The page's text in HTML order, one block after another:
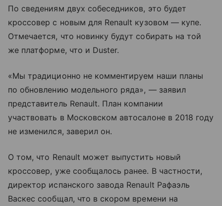
По сведениям двух собеседников, это будет
кроссовер с новым для Renault кузовом — купе.
Отмечается, что новинку будут собирать на той
же платформе, что и Duster.
«Мы традиционно не комментируем наши планы
по обновлению модельного ряда», — заявил
представитель Renault. План компании
участвовать в Московском автосалоне в 2018 году
не изменился, заверил он.
О том, что Renault может выпустить новый
кроссовер, уже сообщалось ранее. В частности,
директор испанского завода Renault Рафаэль
Васкес сообщал, что в скором времени на